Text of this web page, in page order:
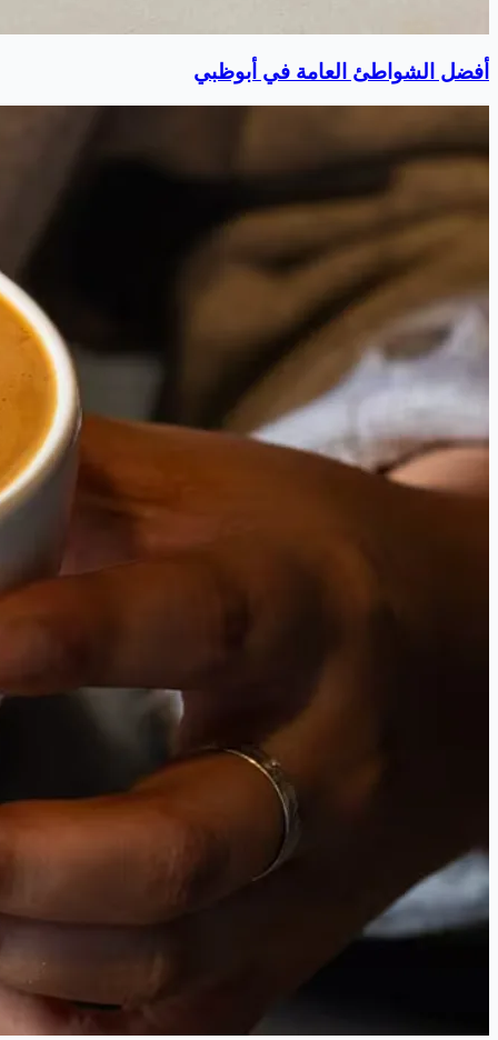
أفضل الشواطئ العامة في أبوظبي